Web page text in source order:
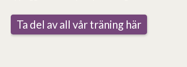
Ta del av all vår träning här